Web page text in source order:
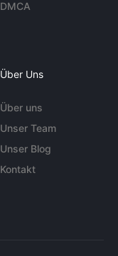
DMCA
Über Uns
Über uns
Unser Team
Unser Blog
Kontakt